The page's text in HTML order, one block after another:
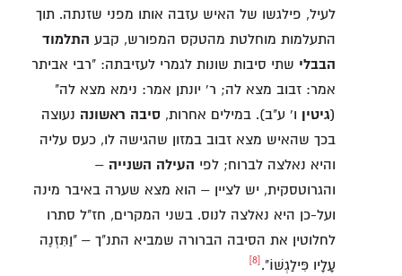
לעיל, פילגשו של האיש עזבה אותו מפני שזנתה. תוך
התעלמות מוחלטת מהטקס המפורש, קבע התלמוד
הבבלי שתי סיבות שונות לגמרי לעזיבתה: "רבי אביתר
אמר: זבוב מצא לה; ר' יונתן אמר: נימא מצא לה"
(גיטין ו' ע"ב). במילים אחרות, סיבה ראשונה נעוצה
בכך שהאיש מצא זבוב במזון שהגישה לו, כעס עליה
והיא נאלצה לברוח; לפי העילה השנייה –
והגרוטסקית, יש לציין – הוא מצא שערה באיבר מינה
ועל-כן היא נאלצה לנוס. בשני המקרים, חז"ל סתרו
לחלוטין את הסיבה הברורה שמביא התנ"ך – "וַתִּזְנֶה
עָלָיו פִּילַגְשׁוֹ". [8]